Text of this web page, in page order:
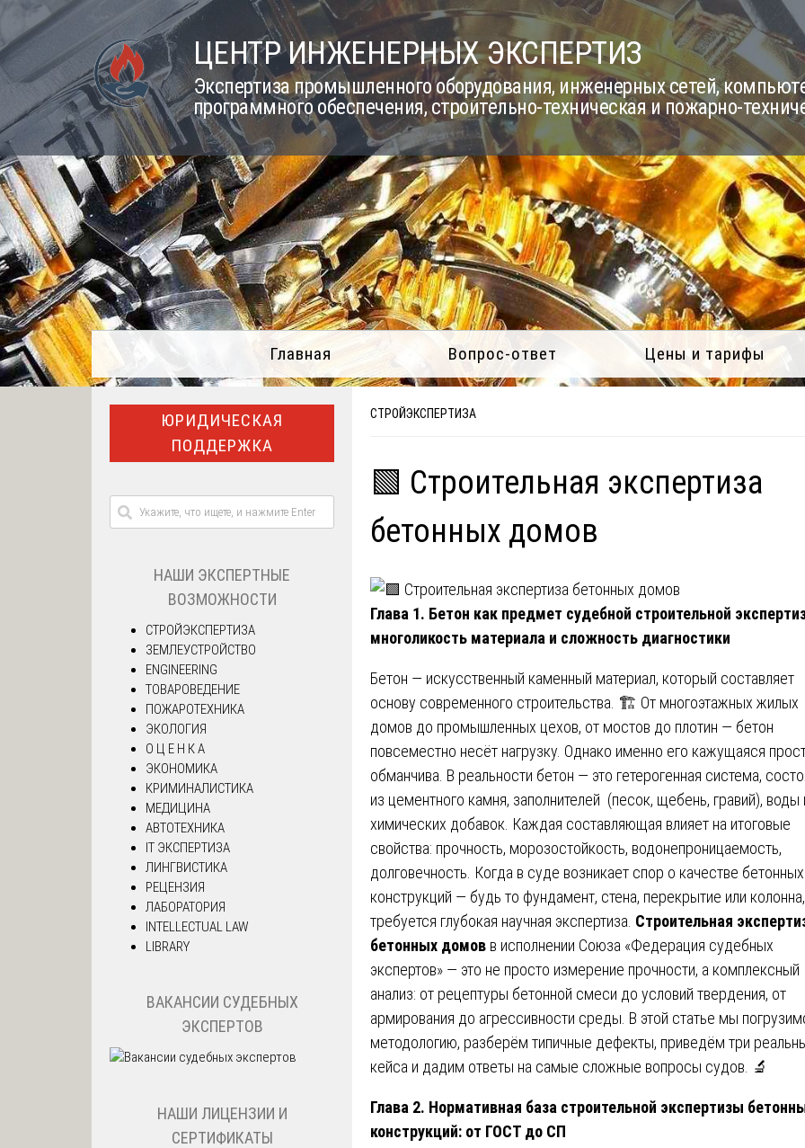
Skip
to
content
ЦЕНТР ИНЖЕНЕРНЫХ ЭКСПЕРТИЗ
Экспертиза промышленного оборудования, инженерных сетей,
программного обеспечения, строительно-техническая и пожарно-
Главная Вопрос-ответ Цены и тарифы
СТРОЙЭКСПЕРТИЗА
🟩 Строительная экспертиза
бетонных домов
Глава 1. Бетон как предмет судебной строительной
многоликость материала и сложность диагностики
Бетон — искусственный каменный материал, который составляет
основу современного строительства. 🏗️ От многоэтажных жилых
домов до промышленных цехов, от мостов до плотин — бетон
повсеместно несёт нагрузку. Однако именно его кажущаяся
обманчива. В реальности бетон — это гетерогенная система,
из цементного камня, заполнителей (песок, щебень, гравий), воды
химических добавок. Каждая составляющая влияет на итоговые
свойства: прочность, морозостойкость, водонепроницаемость,
долговечность. Когда в суде возникает спор о качестве бетонных
конструкций — будь то фундамент, стена, перекрытие или
требуется глубокая научная экспертиза. Строительная
бетонных домов в исполнении Союза «Федерация судебных
экспертов» — это не просто измерение прочности, а комплексный
анализ: от рецептуры бетонной смеси до условий твердения, от
армирования до агрессивности среды. В этой статье мы
методологию, разберём типичные дефекты, приведём три
кейса и дадим ответы на самые сложные вопросы судов. 🔬
Глава 2. Нормативная база строительной экспертизы
конструкций: от ГОСТ до СП
ЮРИДИЧЕСКАЯ
ПОДДЕРЖКА
НАШИ ЭКСПЕРТНЫЕ
ВОЗМОЖНОСТИ
СТРОЙЭКСПЕРТИЗА
ЗЕМЛЕУСТРОЙСТВО
ENGINEERING
ТОВАРОВЕДЕНИЕ
ПОЖАРОТЕХНИКА
ЭКОЛОГИЯ
О Ц Е Н К А
ЭКОНОМИКА
КРИМИНАЛИСТИКА
МЕДИЦИНА
АВТОТЕХНИКА
IT ЭКСПЕРТИЗА
ЛИНГВИСТИКА
РЕЦЕНЗИЯ
ЛАБОРАТОРИЯ
INTELLECTUAL LAW
LIBRARY
ВАКАНСИИ СУДЕБНЫХ
ЭКСПЕРТОВ
НАШИ ЛИЦЕНЗИИ И
СЕРТИФИКАТЫ